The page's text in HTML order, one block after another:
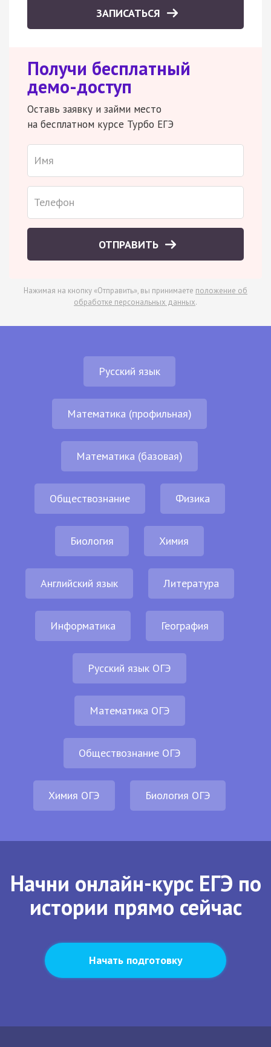
ЗАПИСАТЬСЯ
Получи бесплатный
демо-доступ
Оставь заявку и займи место
на бесплатном курсе Турбо ЕГЭ
ОТПРАВИТЬ
Нажимая на кнопку «Отправить», вы принимаете положение об
обработке персональных данных.
Русский язык
Математика (профильная)
Математика (базовая)
Обществознание Физика
Биология Химия
Английский язык Литература
Информатика География
Русский язык ОГЭ
Математика ОГЭ
Обществознание ОГЭ
Химия ОГЭ Биология ОГЭ
Начни онлайн-курс ЕГЭ по
истории прямо сейчас
Начать подготовку